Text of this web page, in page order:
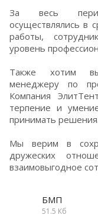
За весь
осуществлялись в
работы,
уровень
Также хотим
менеджеру по
Компания
терпение и
принимать решения.
Мы верим в
дружеских
взаимовыгодное
БМП
51.5 Кб